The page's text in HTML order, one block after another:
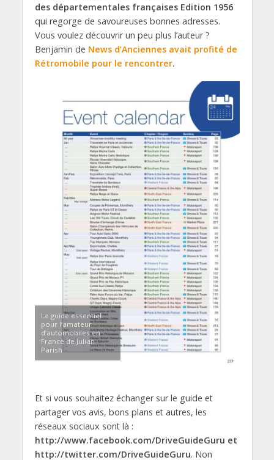
des départementales françaises Edition 1956
qui regorge de savoureuses bonnes adresses.
Vous voulez découvrir un peu plus l’auteur ?
Benjamin de News d’Anciennes avait profité de
Rétromobile pour le rencontrer.
Le guide essentiel
pour l’amateur
d’automobiles en
France de Julian
Parish
Et si vous souhaitez échanger sur le guide et
partager vos avis, bons plans et autres, les
réseaux sociaux sont là :
http://www.facebook.com/DriveGuideGuru et
http://twitter.com/DriveGuideGuru. Non